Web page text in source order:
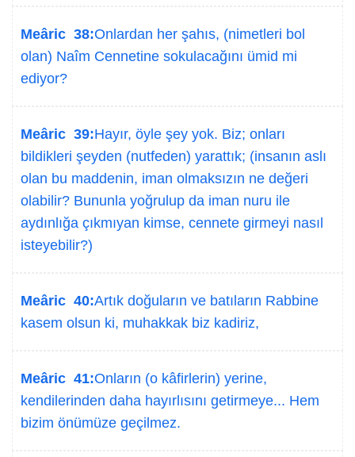
Meâric 38:Onlardan her şahıs, (nimetleri bol
olan) Naîm Cennetine sokulacağını ümid mi
ediyor?
Meâric 39:Hayır, öyle şey yok. Biz; onları
bildikleri şeyden (nutfeden) yarattık; (insanın aslı
olan bu maddenin, iman olmaksızın ne değeri
olabilir? Bununla yoğrulup da iman nuru ile
aydınlığa çıkmıyan kimse, cennete girmeyi nasıl
isteyebilir?)
Meâric 40:Artık doğuların ve batıların Rabbine
kasem olsun ki, muhakkak biz kadiriz,
Meâric 41:Onların (o kâfirlerin) yerine,
kendilerinden daha hayırlısını getirmeye... Hem
bizim önümüze geçilmez.